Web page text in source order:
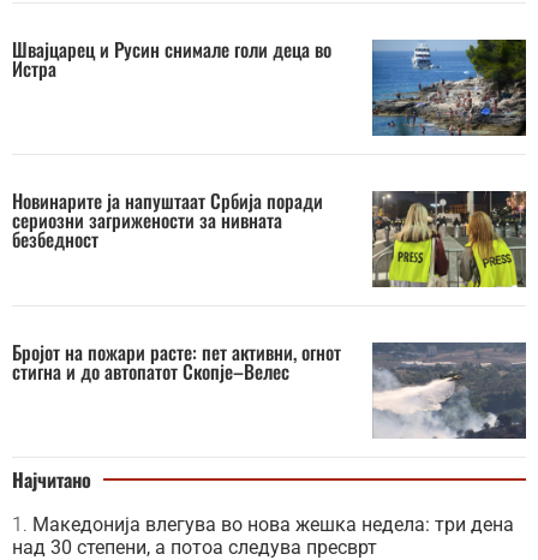
Швајцарец и Русин снимале голи деца во
Истра
Новинарите ја напуштаат Србија поради
сериозни загрижености за нивната
безбедност
Бројот на пожари расте: пет активни, огнот
стигна и до автопатот Скопје–Велес
Најчитано
Македонија влегува во нова жешка недела: три дена
над 30 степени, а потоа следува пресврт